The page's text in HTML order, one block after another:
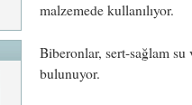
malzemede kullanılıyor.
Biberonlar, sert-sağlam su
bulunuyor.